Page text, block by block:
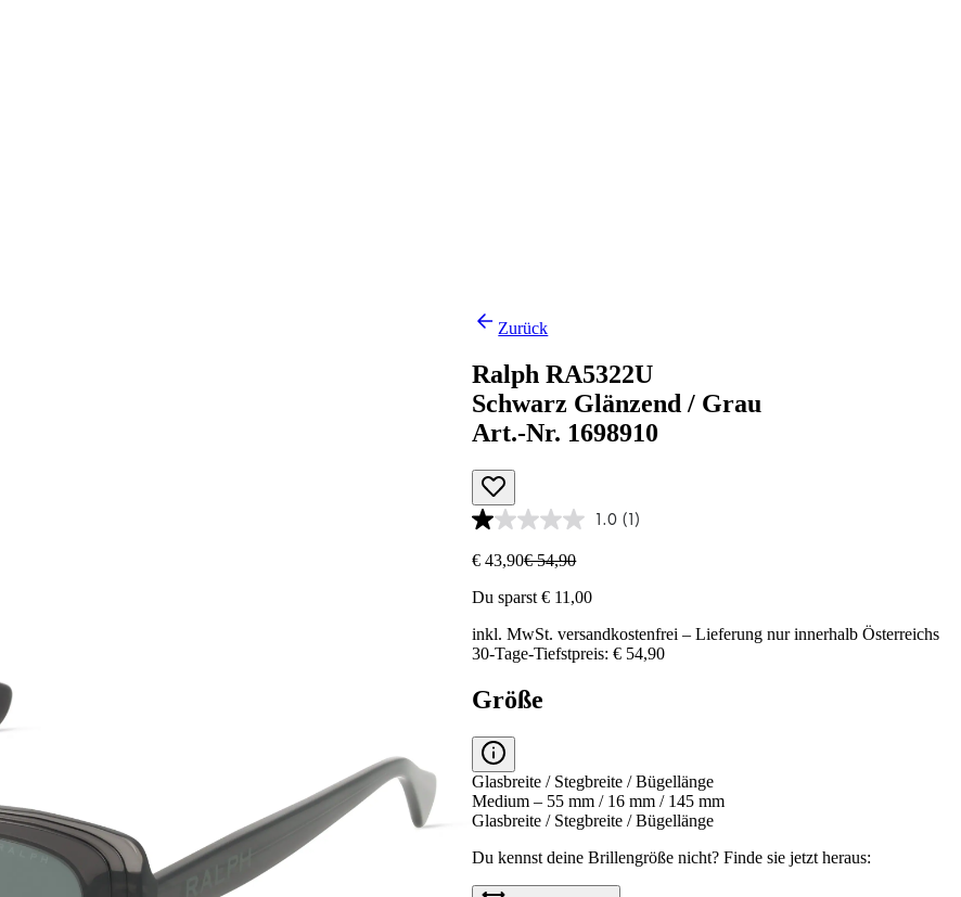
Zurück
Ralph RA5322U
Schwarz Glänzend / Grau
Art.-Nr. 1698910
1.0 (1)
€ 43,90€ 54,90
Du sparst € 11,00
inkl. MwSt.versandkostenfrei – Lieferung nur innerhalb Österreichs
30-Tage-Tiefstpreis: € 54,90
Größe
Glasbreite / Stegbreite / Bügellänge
Medium – 55 mm / 16 mm / 145 mm
Glasbreite / Stegbreite / Bügellänge
Du kennst deine Brillengröße nicht?Finde sie jetzt heraus: